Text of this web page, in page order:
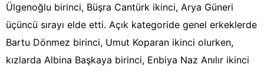
Ülgenoğlu birinci, Büşra Cantürk ikinci, Arya Güneri
üçüncü sırayı elde etti. Açık kategoride genel erkeklerde
Bartu Dönmez birinci, Umut Koparan ikinci olurken,
kızlarda Albina Başkaya birinci, Enbiya Naz Anılır ikinci